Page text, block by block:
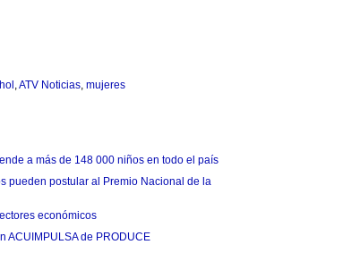
,ATV Noticias, mujeres
a más de 148 000 niños en todo el país
pueden postular al Premio Nacional de la
económicos
ACUIMPULSA de PRODUCE